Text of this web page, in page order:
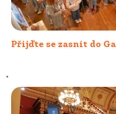
Přijďte se zasnít do